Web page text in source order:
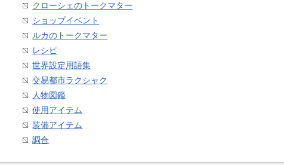
クローシェのトークマター
ショップイベント
ルカのトークマター
レシピ
世界設定用語集
交易都市ラクシャク
人物図鑑
使用アイテム
装備アイテム
調合